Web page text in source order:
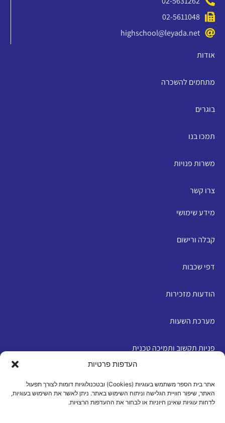
העדפות פרטיות
אתר בית הספר משתמש בעוגיות (Cookies) ובטכנולוגיות דומות לצורך תפעול
האתר, שיפור חוויית הגלישה וניתוח השימוש באתר. ניתן לאשר את השימוש בעוגיות,
לדחות עוגיות שאינן חיוניות או לבחור את ההעדפות הרצויות.
02-5611048
highschool@leyada.net
אודות
מתחמים להשכרה
בוגרים
תמכו בנו
משרות פנויות
צרו קשר
מידע שימושי
קבלה ורישום
דפי שכבות
הודעות מזכירות
מערכת השעות
פניות תקשוב ותמיכה טכנית